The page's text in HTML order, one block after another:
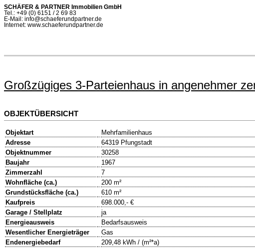
SCHÄFER & PARTNER Immobilien GmbH
Tel.: +49 (0) 6151 / 2 69 83
E-Mail: info@schaeferundpartner.de
Internet: www.schaeferundpartner.de
Großzügiges 3-Parteienhaus in angenehmer
OBJEKTÜBERSICHT
Objektart
Mehrfamilienhaus
Adresse
64319 Pfungstadt
Objektnummer
30258
Baujahr
1967
Zimmerzahl
7
Wohnfläche (ca.)
200 m²
Grundstücksfläche (ca.)
610 m²
Kaufpreis
698.000,- €
Garage / Stellplatz
ja
Energieausweis
Bedarfsausweis
Wesentlicher Energieträger
Gas
Endenergiebedarf
209,48 kWh / (m²*a)